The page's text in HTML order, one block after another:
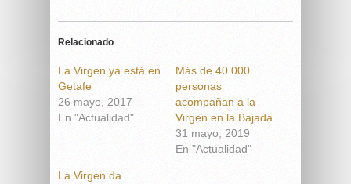
Relacionado
La Virgen ya está en
Getafe
26 mayo, 2017
En "Actualidad"
Más de 40.000
personas
acompañan a la
Virgen en la Bajada
31 mayo, 2019
En "Actualidad"
La Virgen da